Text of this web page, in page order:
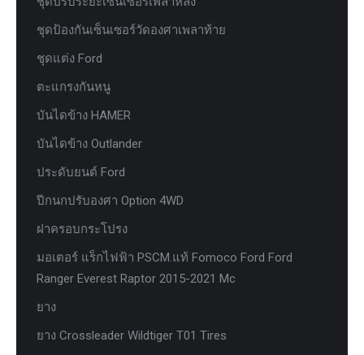
ชุดป้องกันเซ็นเซอร์วัดองศาเพลาท้าย
ชุดแต่ง Ford
ตะแกรงกันหนู
บันไดข้าง HAMER
บันไดข้าง Outlander
ประดับยนต์ Ford
ปีกนกปรับองศา Option 4WD
ฝาครอบกระโปรง
มอเตอร์ แร็กไฟฟ้า PSCM.แท้ Fomoco Ford Ford
Ranger Everest Raptor 2015-2021 Mc
ยาง
ยาง Crossleader Wildtiger T01 Tires